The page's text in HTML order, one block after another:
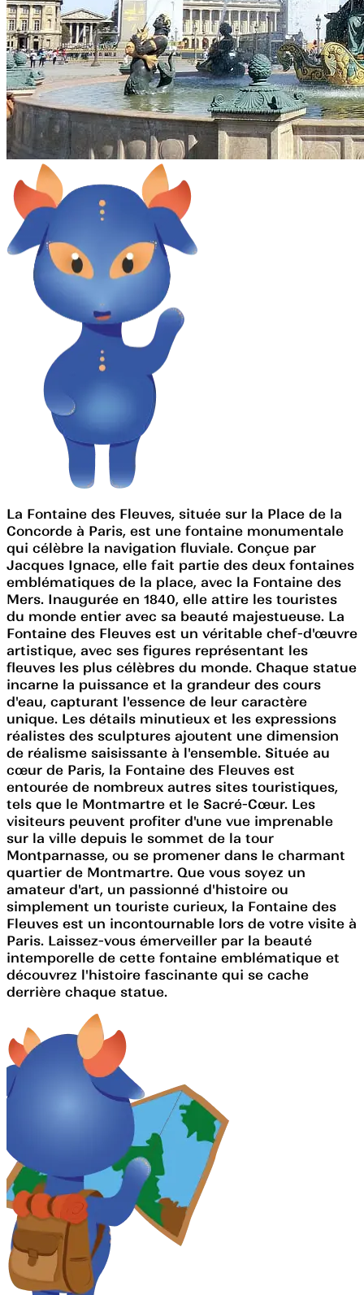
La Fontaine des Fleuves, située sur la Place de la
Concorde à Paris, est une fontaine monumentale
qui célèbre la navigation fluviale. Conçue par
Jacques Ignace, elle fait partie des deux fontaines
emblématiques de la place, avec la Fontaine des
Mers. Inaugurée en 1840, elle attire les touristes
du monde entier avec sa beauté majestueuse. La
Fontaine des Fleuves est un véritable chef-d'œuvre
artistique, avec ses figures représentant les
fleuves les plus célèbres du monde. Chaque statue
incarne la puissance et la grandeur des cours
d'eau, capturant l'essence de leur caractère
unique. Les détails minutieux et les expressions
réalistes des sculptures ajoutent une dimension
de réalisme saisissante à l'ensemble. Située au
cœur de Paris, la Fontaine des Fleuves est
entourée de nombreux autres sites touristiques,
tels que le Montmartre et le Sacré-Cœur. Les
visiteurs peuvent profiter d'une vue imprenable
sur la ville depuis le sommet de la tour
Montparnasse, ou se promener dans le charmant
quartier de Montmartre. Que vous soyez un
amateur d'art, un passionné d'histoire ou
simplement un touriste curieux, la Fontaine des
Fleuves est un incontournable lors de votre visite à
Paris. Laissez-vous émerveiller par la beauté
intemporelle de cette fontaine emblématique et
découvrez l'histoire fascinante qui se cache
derrière chaque statue.